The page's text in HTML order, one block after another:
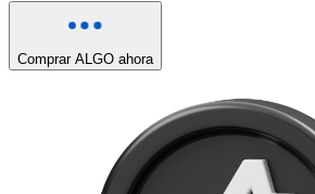
Comprar ALGO ahora